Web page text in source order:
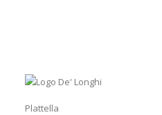
Plattella